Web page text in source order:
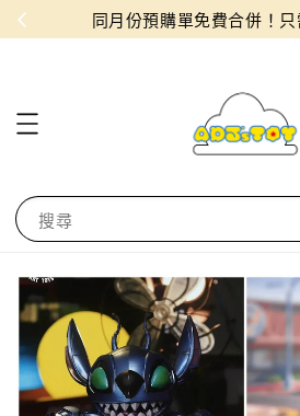
！ 同月份預購單免費合併！
搜尋